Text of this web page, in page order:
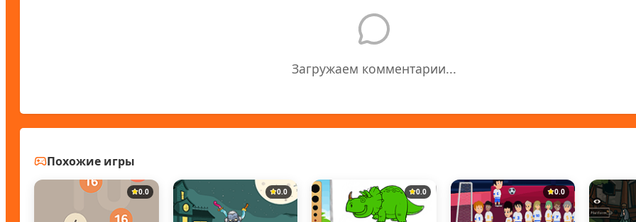
Загружаем комментарии...
Похожие игры
0.0 0.0 0.0 0.0